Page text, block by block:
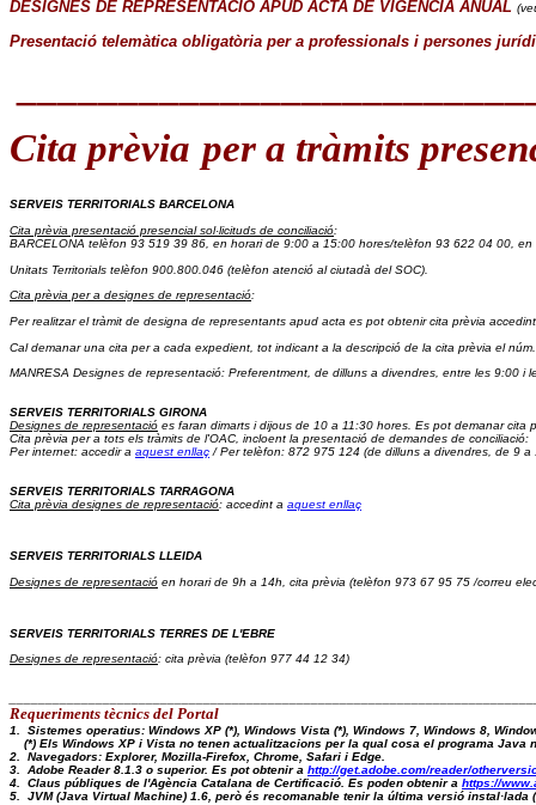
DESIGNES DE REPRESENTACIÓ APUD ACTA DE VIGÈNCIA ANUAL
Presentació telemàtica obligatòria per a professionals i persones
Cita prèvia per a tràmits
SERVEIS TERRITORIALS BARCELONA
Cita prèvia presentació presencial sol·licituds de conciliació:
BARCELONA telèfon 93 519 39 86 , en horari de 9:00 a 15:00 hores/telèfon 93 622 04 00,
Unitats Territorials telèfon 900.800.046 (telèfon atenció al ciutadà del SOC).
Cita prèvia per a designes de representació:
Per realitzar el tràmit de designa de representants apud acta es pot obtenir cita prèvia
Cal demanar una cita per a cada expedient, tot indicant a la descripció de la cita prèvia el
MANRESA Designes de representació: Preferentment, de dilluns a divendres, entre les 9:00 i
SERVEIS TERRITORIALS GIRONA
Designes de representació es faran dimarts i dijous de 10 a 11:30 hores. Es pot demanar cita
Cita prèvia per a tots els tràmits de l'OAC, incloent la presentació de demandes de conciliació:
Per internet: accedir a aquest enllaç / Per telèfon: 872 975 124 (de dilluns a divendres, de 9
SERVEIS TERRITORIALS TARRAGONA
Cita prèvia designes de representació: accedint a aquest enllaç
SERVEIS TERRITORIALS LLEIDA
Designes de representació en horari de 9h a 14h, cita prèvia (telèfon 973 67 95 75 /correu
SERVEIS TERRITORIALS TERRES DE L'EBRE
Designes de representació: cita prèvia (telèfon 977 44 12 34)
Requeriments tècnics del Portal
1.  Sistemes operatius: Windows XP (*), Windows Vista (*), Windows 7, Windows 8,
(*) Els Windows XP i Vista no tenen actualitzacions per la qual cosa el programa Java
2.  Navegadors: Explorer, Mozilla-Firefox, Chrome, Safari i Edge.
3.  Adobe Reader 8.1.3 o superior. Es pot obtenir a http://get.adobe.com/reader/
4.  Claus públiques de l'Agència Catalana de Certificació. Es poden obtenir a https://
5.  JVM (Java Virtual Machine) 1.6, però és recomanable tenir la última versió